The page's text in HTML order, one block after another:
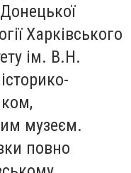
Харківського
ім. В.Н.
музеєм.
повно